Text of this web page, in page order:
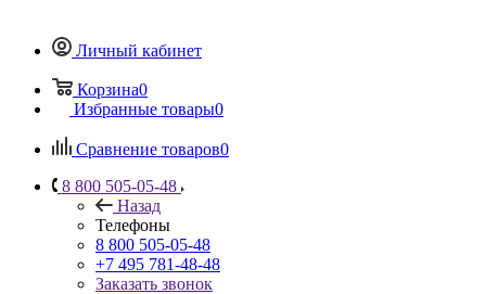
Личный кабинет
Корзина0
Избранные товары0
Сравнение товаров0
8 800 505-05-48
Назад
Телефоны
8 800 505-05-48
+7 495 781-48-48
Заказать звонок